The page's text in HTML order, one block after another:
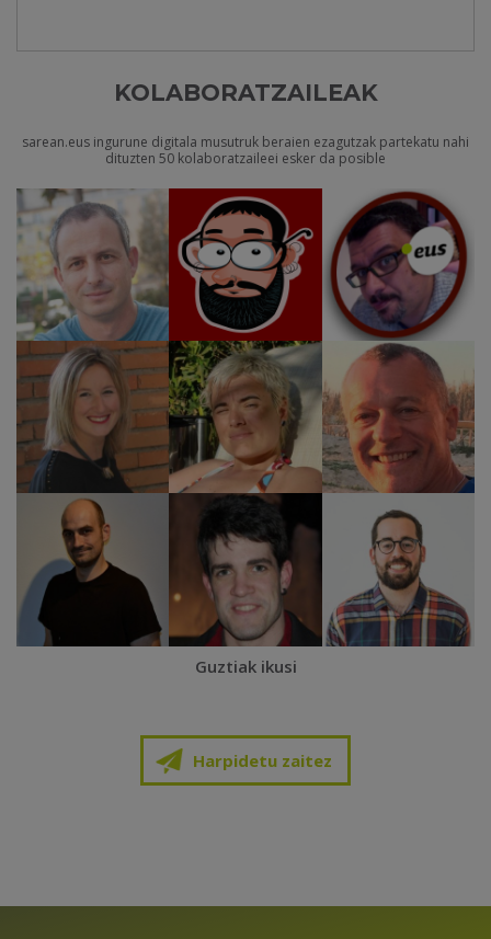
KOLABORATZAILEAK
sarean.eus ingurune digitala musutruk beraien ezagutzak partekatu nahi
dituzten 50 kolaboratzaileei esker da posible
Guztiak ikusi
Harpidetu zaitez